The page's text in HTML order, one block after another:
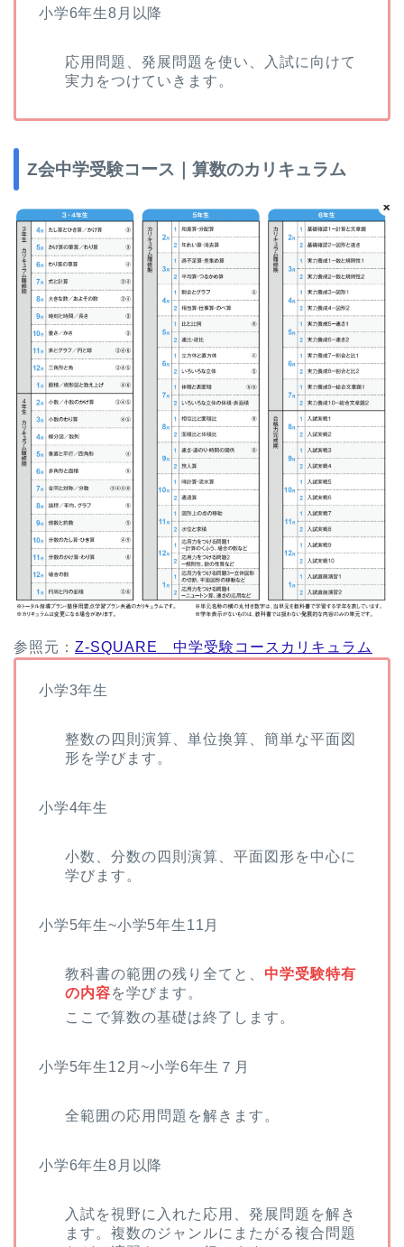
小学6年生8月以降
応用問題、発展問題を使い、入試に向けて
実力をつけていきます。
Z会中学受験コース｜算数のカリキュラム
参照元： Z-SQUARE 中学受験コースカリキュラム
小学3年生
整数の四則演算、単位換算、簡単な平面図
形を学びます。
小学4年生
小数、分数の四則演算、平面図形を中心に
学びます。
小学5年生~小学5年生11月
教科書の範囲の残り全てと、 中学受験特有
の内容を学びます。
ここで算数の基礎は終了します。
小学5年生12月~小学6年生７月
全範囲の応用問題を解きます。
小学6年生8月以降
入試を視野に入れた応用、発展問題を解き
ます。複数のジャンルにまたがる複合問題